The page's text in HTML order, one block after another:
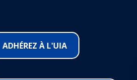
ADHÉREZ À L'UIA